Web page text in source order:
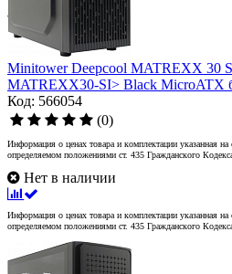
Minitower Deepcool MATREXX 30
MATREXX30-SI> Black MicroATX
Код: 566054
(0)
Информация о ценах товара и комплектации указанная на
определяемом положениями ст. 435 Гражданского
Нет в наличии
Информация о ценах товара и комплектации указанная на
определяемом положениями ст. 435 Гражданского